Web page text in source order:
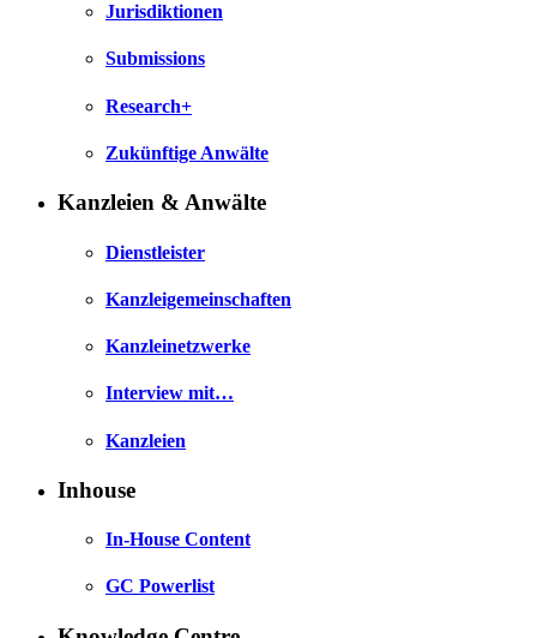
Jurisdiktionen
Submissions
Research+
Zukünftige Anwälte
Kanzleien & Anwälte
Dienstleister
Kanzleigemeinschaften
Kanzleinetzwerke
Interview mit…
Kanzleien
Inhouse
In-House Content
GC Powerlist